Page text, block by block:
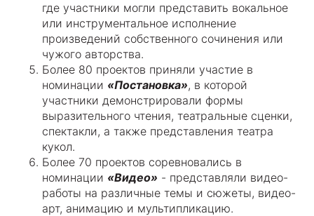
где участники могли представить вокальное
или инструментальное исполнение
произведений собственного сочинения или
чужого авторства.
Более 80 проектов приняли участие в
номинации «Постановка», в которой
участники демонстрировали формы
выразительного чтения, театральные сценки,
спектакли, а также представления театра
кукол.
Более 70 проектов соревновались в
номинации «Видео» - представляли видео-
работы на различные темы и сюжеты, видео-
арт, анимацию и мультипликацию.